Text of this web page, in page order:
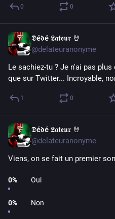
0 0
𝕯é𝖉é 𝕷𝖆𝖙𝖊𝖚𝖗 🤘
@delateuranonyme
Le sachiez-tu ? Je n'ai pas
que sur Twitter... Incroyable,
1 0
𝕯é𝖉é 𝕷𝖆𝖙𝖊𝖚𝖗 🤘
@delateuranonyme
Viens, on se fait un premier
0% Oui
0% Non